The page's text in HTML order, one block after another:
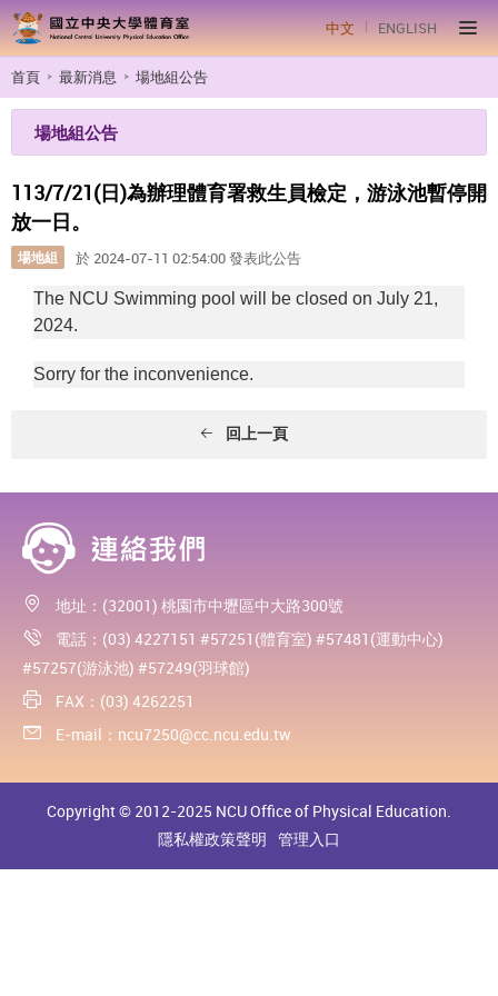
中文 ENGLISH
首頁 最新消息 場地組公告
場地組公告
113/7/21(日)為辦理體育署救生員檢定，游泳池暫停開
放一日。
場地組 於 2024-07-11 02:54:00 發表此公告
The NCU Swimming pool will be closed on July 21,
2024.
Sorry for the inconvenience.
回上一頁
地址：(32001) 桃園市中壢區中大路300號
電話：(03) 4227151 #57251(體育室) #57481(運動中心)
#57257(游泳池) #57249(羽球館)
FAX：(03) 4262251
E-mail： ncu7250@cc.ncu.edu.tw
Copyright © 2012-2025 NCU Office of Physical Education.
隱私權政策聲明 管理入口